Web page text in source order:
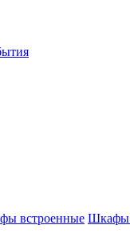
встроенные Шкафы